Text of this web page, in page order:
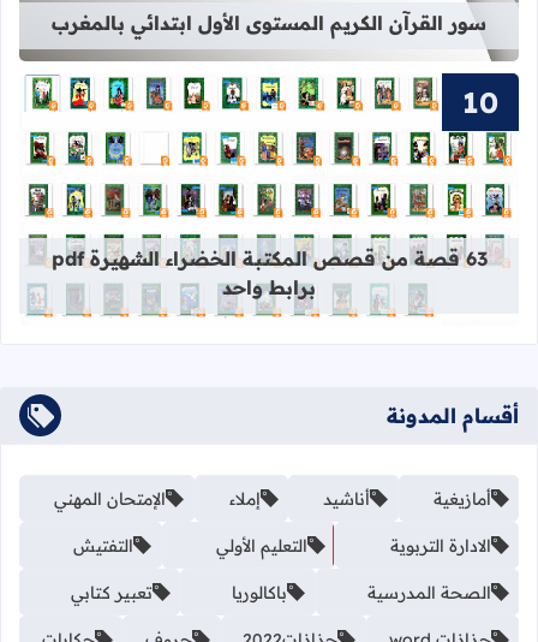
سور القرآن الكريم المستوى الأول ابتدائي بالمغرب
قراءة المزيد عن 63 قصة من قصص المكتبة الخضراء الشهيرة pdf برابط واحد
63 قصة من قصص المكتبة الخضراء الشهيرة pdf
برابط واحد
أقسام المدونة
أمازيغية أناشيد إملاء الإمتحان المهني
الادارة التربوية التعليم الأولي التفتيش
الصحة المدرسية باكالوريا تعبير كتابي